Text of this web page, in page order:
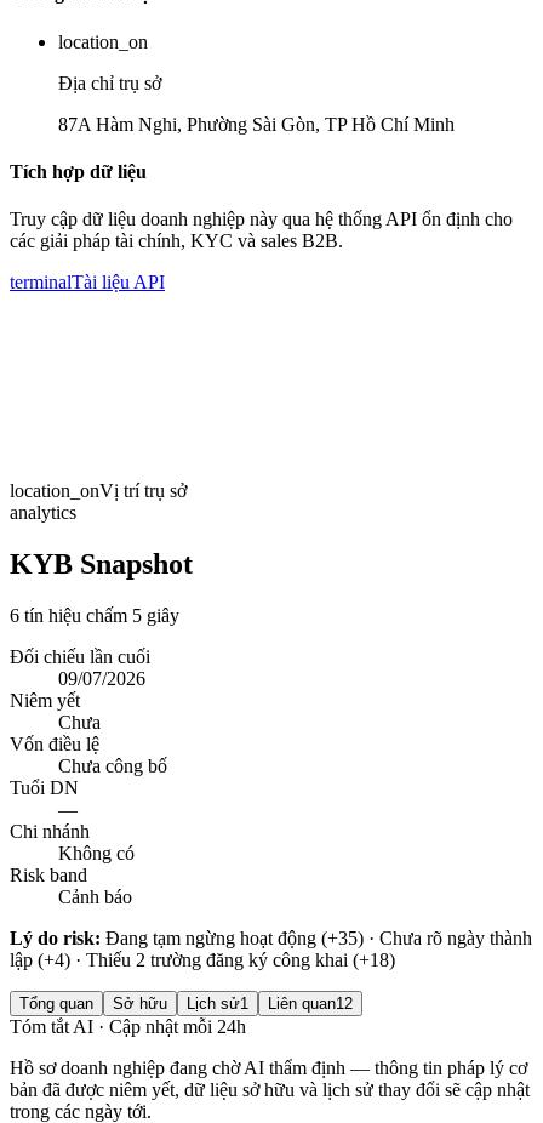
location_on
Địa chỉ trụ sở
87A Hàm Nghi, Phường Sài Gòn, TP Hồ Chí Minh
Tích hợp dữ liệu
Truy cập dữ liệu doanh nghiệp này qua hệ thống API ổn định cho
các giải pháp tài chính, KYC và sales B2B.
terminalTài liệu API
location_onVị trí trụ sở
analytics
KYB Snapshot
6 tín hiệu chấm 5 giây
Đối chiếu lần cuối
09/07/2026
Niêm yết
Chưa
Vốn điều lệ
Chưa công bố
Tuổi DN
—
Chi nhánh
Không có
Risk band
Cảnh báo
Lý do risk: Đang tạm ngừng hoạt động (+35) · Chưa rõ ngày thành
lập (+4) · Thiếu 2 trường đăng ký công khai (+18)
Tổng quan Sở hữu Lịch sử1 Liên quan12
Tóm tắt AI · Cập nhật mỗi 24h
Hồ sơ doanh nghiệp đang chờ AI thẩm định — thông tin pháp lý cơ
bản đã được niêm yết, dữ liệu sở hữu và lịch sử thay đổi sẽ cập nhật
trong các ngày tới.